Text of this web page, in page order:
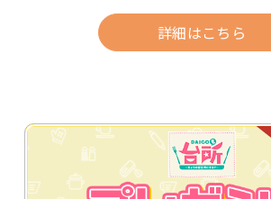
詳細はこちら